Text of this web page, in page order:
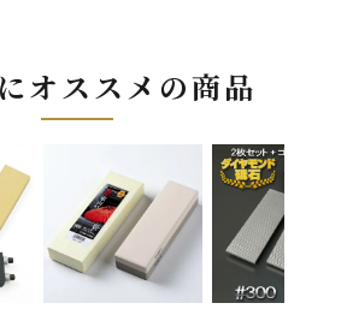
オススメの商品